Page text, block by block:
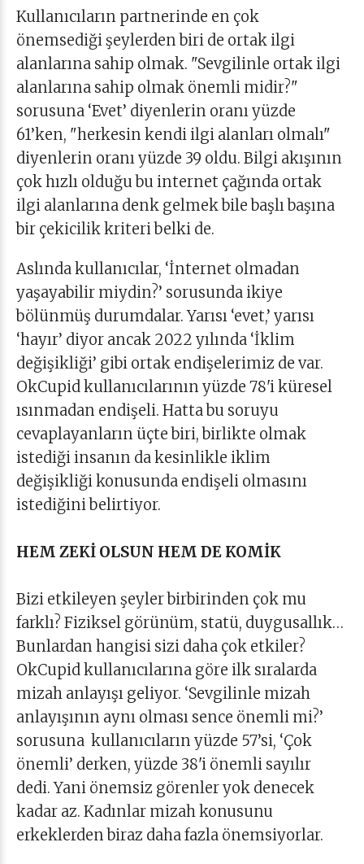
Kullanıcıların partnerinde en çok
önemsediği şeylerden biri de ortak ilgi
alanlarına sahip olmak. "Sevgilinle ortak ilgi
alanlarına sahip olmak önemli midir?"
sorusuna ‘Evet’ diyenlerin oranı yüzde
61’ken, "herkesin kendi ilgi alanları olmalı"
diyenlerin oranı yüzde 39 oldu. Bilgi akışının
çok hızlı olduğu bu internet çağında ortak
ilgi alanlarına denk gelmek bile başlı başına
bir çekicilik kriteri belki de.
Aslında kullanıcılar, ‘İnternet olmadan
yaşayabilir miydin?’ sorusunda ikiye
bölünmüş durumdalar. Yarısı ‘evet,’ yarısı
‘hayır’ diyor ancak 2022 yılında ‘İklim
değişikliği’ gibi ortak endişelerimiz de var.
OkCupid kullanıcılarının yüzde 78'i küresel
ısınmadan endişeli. Hatta bu soruyu
cevaplayanların üçte biri, birlikte olmak
istediği insanın da kesinlikle iklim
değişikliği konusunda endişeli olmasını
istediğini belirtiyor.
HEM ZEKİ OLSUN HEM DE KOMİK
Bizi etkileyen şeyler birbirinden çok mu
farklı? Fiziksel görünüm, statü, duygusallık…
Bunlardan hangisi sizi daha çok etkiler?
OkCupid kullanıcılarına göre ilk sıralarda
mizah anlayışı geliyor. ‘Sevgilinle mizah
anlayışının aynı olması sence önemli mi?’
sorusuna kullanıcıların yüzde 57’si, ‘Çok
önemli’ derken, yüzde 38'i önemli sayılır
dedi. Yani önemsiz görenler yok denecek
kadar az. Kadınlar mizah konusunu
erkeklerden biraz daha fazla önemsiyorlar.